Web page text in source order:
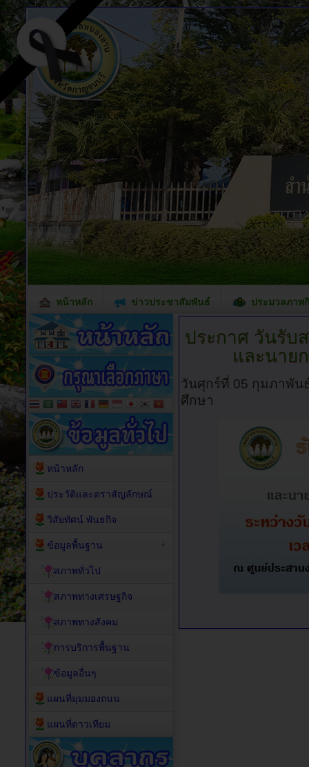
หน้าหลัก ข่าวประชาสัมพันธ์ ประมวลภาพ
ประกาศ วันรับ
และนาย
วันศุกร์ที่ 05 กุมภาพัน
ศึกษา
หน้าหลัก
ประวัติและตราสัญลักษณ์
วิสัยทัศน์ พันธกิจ
ข้อมูลพื้นฐาน
สภาพทั่วไป
สภาพทางเศรษฐกิจ
สภาพทางสังคม
การบริการพื้นฐาน
ข้อมูลอื่นๆ
แผนที่มุมมองถนน
แผนที่ดาวเทียม